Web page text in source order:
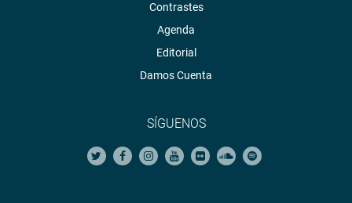
Contrastes
Agenda
Editorial
Damos Cuenta
SÍGUENOS